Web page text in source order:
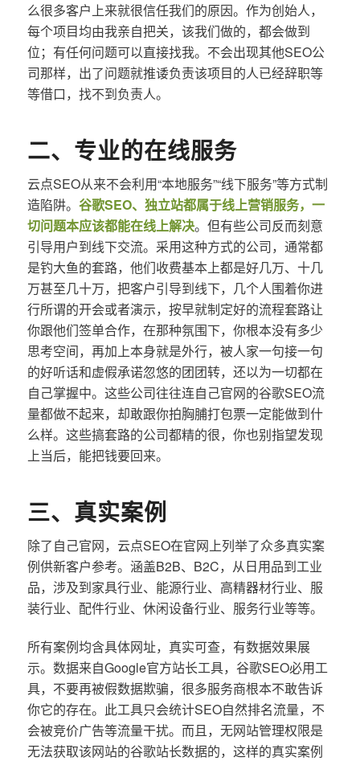
么很多客户上来就很信任我们的原因。作为创始人，
每个项目均由我亲自把关，该我们做的，都会做到
位；有任何问题可以直接找我。不会出现其他SEO公
司那样，出了问题就推诿负责该项目的人已经辞职等
等借口，找不到负责人。
二、专业的在线服务
云点SEO从来不会利用“本地服务”“线下服务”等方式制
造陷阱。 谷歌SEO、独立站都属于线上营销服务，一
切问题本应该都能在线上解决。但有些公司反而刻意
引导用户到线下交流。采用这种方式的公司，通常都
是钓大鱼的套路，他们收费基本上都是好几万、十几
万甚至几十万，把客户引导到线下，几个人围着你进
行所谓的开会或者演示，按早就制定好的流程套路让
你跟他们签单合作，在那种氛围下，你根本没有多少
思考空间，再加上本身就是外行，被人家一句接一句
的好听话和虚假承诺忽悠的团团转，还以为一切都在
自己掌握中。这些公司往往连自己官网的谷歌SEO流
量都做不起来，却敢跟你拍胸脯打包票一定能做到什
么样。这些搞套路的公司都精的很，你也别指望发现
上当后，能把钱要回来。
三、真实案例
除了自己官网，云点SEO在官网上列举了众多真实案
例供新客户参考。涵盖B2B、B2C，从日用品到工业
品，涉及到家具行业、能源行业、高精器材行业、服
装行业、配件行业、休闲设备行业、服务行业等等。
所有案例均含具体网址，真实可查，有数据效果展
示。数据来自Google官方站长工具，谷歌SEO必用工
具，不要再被假数据欺骗，很多服务商根本不敢告诉
你它的存在。此工具只会统计SEO自然排名流量，不
会被竞价广告等流量干扰。而且，无网站管理权限是
无法获取该网站的谷歌站长数据的，这样的真实案例